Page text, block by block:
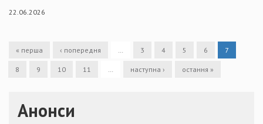
22.06.2026
« перша ‹ попередня 3 4 5 6 7
8 9 10 11 наступна › остання »
Анонси